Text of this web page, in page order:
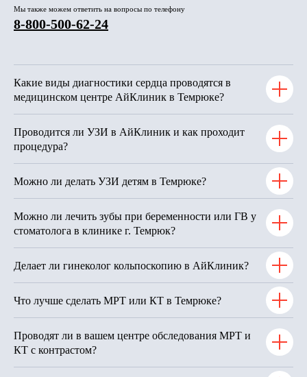
Мы также можем ответить на вопросы по телефону
8-800-500-62-24
Какие виды диагностики сердца проводятся в
медицинском центре АйКлиник в Темрюке?
Проводится ли УЗИ в АйКлиник и как проходит
процедура?
Можно ли делать УЗИ детям в Темрюке?
Можно ли лечить зубы при беременности или ГВ у
стоматолога в клинике г. Темрюк?
Делает ли гинеколог кольпоскопию в АйКлиник?
Что лучше сделать МРТ или КТ в Темрюке?
Проводят ли в вашем центре обследования МРТ и
КТ с контрастом?